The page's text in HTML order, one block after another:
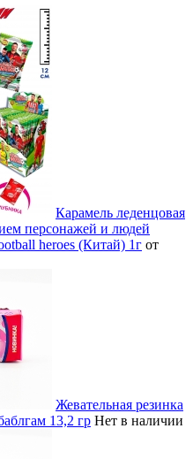
Карамель леденцовая
персонажей и людей
heroes (Китай) 1г от
Жевательная резинка
13,2 гр Нет в наличии